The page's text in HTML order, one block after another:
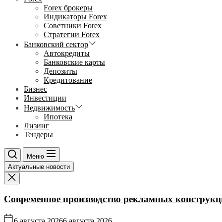
Forex брокеры
Индикаторы Forex
Советники Forex
Стратегии Forex
Банковский сектор
Автокредиты
Банковские карты
Депозиты
Кредитование
Бизнес
Инвестиции
Недвижимость
Ипотека
Лизинг
Тендеры
Меню
Актуальные новости
Современное производство рекламных